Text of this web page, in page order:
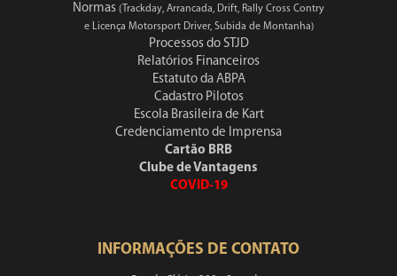
Normas (Trackday, Arrancada, Drift, Rally Cross Contry
e Licença Motorsport Driver, Subida de Montanha)
Processos do STJD
Relatórios Financeiros
Estatuto da ABPA
Cadastro Pilotos
Escola Brasileira de Kart
Credenciamento de Imprensa
Cartão BRB
Clube de Vantagens
COVID-19
INFORMAÇÕES DE CONTATO